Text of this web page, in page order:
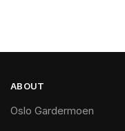
ABOUT
Oslo Gardermoen